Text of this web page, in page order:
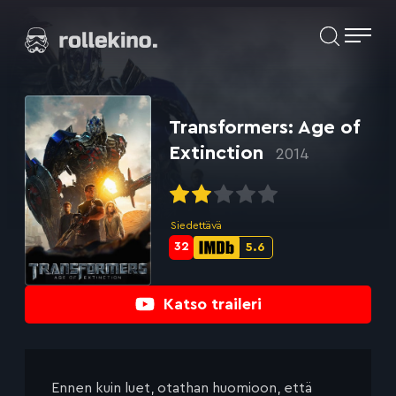
suoraan
Elokuvat ja elokuva-arviot | Rollekino.fi
lopputekstien
jälkeen.
Katso traileri
Transformers: Age of
Extinction
2014
Siedettävä
IMDb-
5.6
Metascore-
32
Ennen kuin luet, otathan huomioon, että